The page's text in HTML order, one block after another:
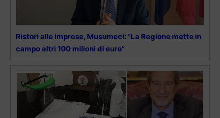
Ristori alle imprese, Musumeci: “La Regione mette in
campo altri 100 milioni di euro”